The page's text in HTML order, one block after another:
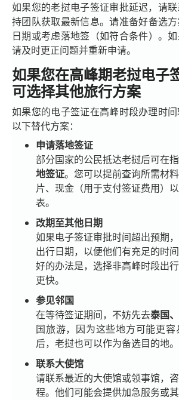
如果您的老挝电子签证审批延迟，请
持团队获取最新信息。请准备好备选
日期或考虑落地签（如符合条件）。如
请及时更正问题并重新申请。
如果您在高峰期老挝电子
可选择其他旅行方案
如果您的电子签证在高峰时段办理时
以下替代方案：
申请落地签证
部分国家的公民抵达老挝后可在
地签证。您可以提前查询所需材
片、现金（用于支付签证费用）
表。
改期至其他日期
如果电子签证审批时间超出预期
出行日期，以便他们有充足的时
好的办法是，选择非高峰时段出
更快。
参见邻国
在等待签证期间，不妨先去泰国
国旅游，因为这些地方可能更
后，老挝也可以作为备选目的地。
联系大使馆
请联系最近的大使馆或领事馆，
程。他们可能会提供加急服务或其